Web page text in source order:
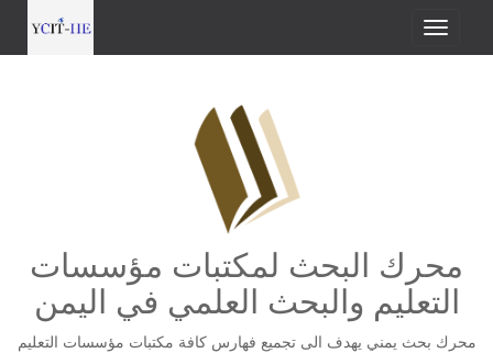
محرك البحث لمكتبات مؤسسات
التعليم والبحث العلمي في اليمن
محرك بحث يمني يهدف الى تجميع فهارس كافة مكتبات مؤسسات التعليم